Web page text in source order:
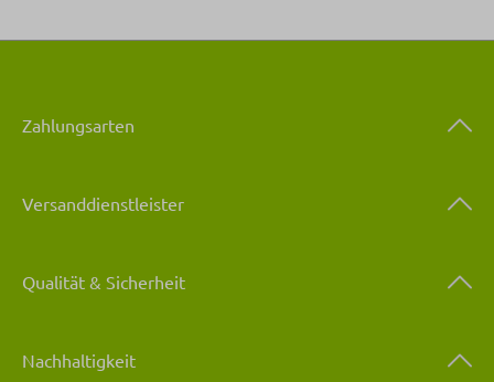
Zahlungsarten
Versanddienstleister
Qualität & Sicherheit
Nachhaltigkeit